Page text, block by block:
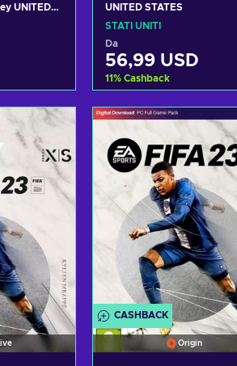
UNITED
UNITED STATES
STATI UNITI
Da
56,99 USD
11% Cashback
Aggiungi al carrello
Visualizza offerte
CASHBACK
Origin